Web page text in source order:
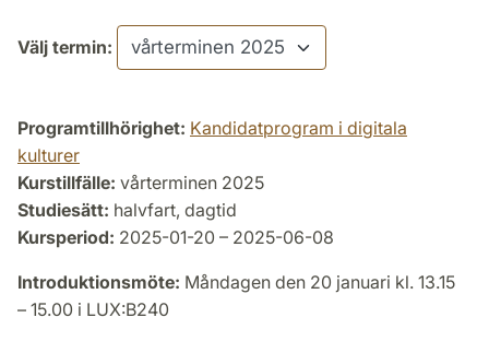
Välj termin:
Programtillhörighet: Kandidatprogram i digitala
kulturer
Kurstillfälle: vårterminen 2025
Studiesätt: halvfart, dagtid
Kursperiod: 2025-01-20 – 2025-06-08
Introduktionsmöte: Måndagen den 20 januari kl. 13.15
– 15.00 i LUX:B240